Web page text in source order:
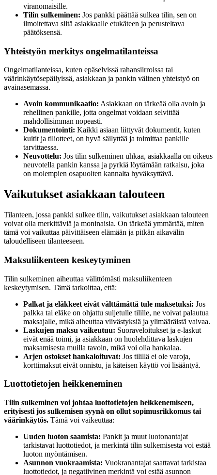
viranomaisille.
Tilin sulkeminen: Jos pankki päättää sulkea tilin, sen on
ilmoitettava siitä asiakkaalle etukäteen ja perusteltava
päätöksensä.
Yhteistyön merkitys ongelmatilanteissa
Ongelmatilanteissa, kuten epäselvissä rahansiirroissa tai
väärinkäytösepäilyissä, asiakkaan ja pankin välinen yhteistyö on
avainasemassa.
Avoin kommunikaatio: Asiakkaan on tärkeää olla avoin ja
rehellinen pankille, jotta ongelmat voidaan selvittää
mahdollisimman nopeasti.
Dokumentointi: Kaikki asiaan liittyvät dokumentit, kuten
kuitit ja tiliotteet, on hyvä säilyttää ja toimittaa pankille
tarvittaessa.
Neuvottelu: Jos tilin sulkeminen uhkaa, asiakkaalla on oikeus
neuvotella pankin kanssa ja pyrkiä löytämään ratkaisu, joka
on molempien osapuolten kannalta hyväksyttävä.
Vaikutukset asiakkaan talouteen
Tilanteen, jossa pankki sulkee tilin, vaikutukset asiakkaan talouteen
voivat olla merkittäviä ja moninaisia. On tärkeää ymmärtää, miten
tämä voi vaikuttaa päivittäiseen elämään ja pitkän aikavälin
taloudelliseen tilanteeseen.
Maksuliikenteen keskeytyminen
Tilin sulkeminen aiheuttaa välittömästi maksuliikenteen
keskeytymisen. Tämä tarkoittaa, että:
Palkat ja eläkkeet eivät välttämättä tule maksetuksi: Jos
palkka tai eläke on ohjattu suljetulle tilille, ne voivat palautua
maksajalle, mikä aiheuttaa viivästyksiä ja ylimääräistä vaivaa.
Laskujen maksu vaikeutuu: Suoraveloitukset ja e-laskut
eivät enää toimi, ja asiakkaan on huolehdittava laskujen
maksamisesta muilla tavoin, mikä voi olla hankalaa.
Arjen ostokset hankaloituvat: Jos tilillä ei ole varoja,
korttimaksut eivät onnistu, ja käteisen käyttö voi lisääntyä.
Luottotietojen heikkeneminen
Tilin sulkeminen voi johtaa luottotietojen heikkenemiseen,
erityisesti jos sulkemisen syynä on ollut sopimusrikkomus tai
väärinkäytös. Tämä voi vaikeuttaa:
Uuden luoton saamista: Pankit ja muut luotonantajat
tarkistavat luottotiedot, ja merkintä tilin sulkemisesta voi estää
luoton myöntämisen.
Asunnon vuokraamista: Vuokranantajat saattavat tarkistaa
luottotiedot, ja negatiivinen merkintä voi estää asunnon